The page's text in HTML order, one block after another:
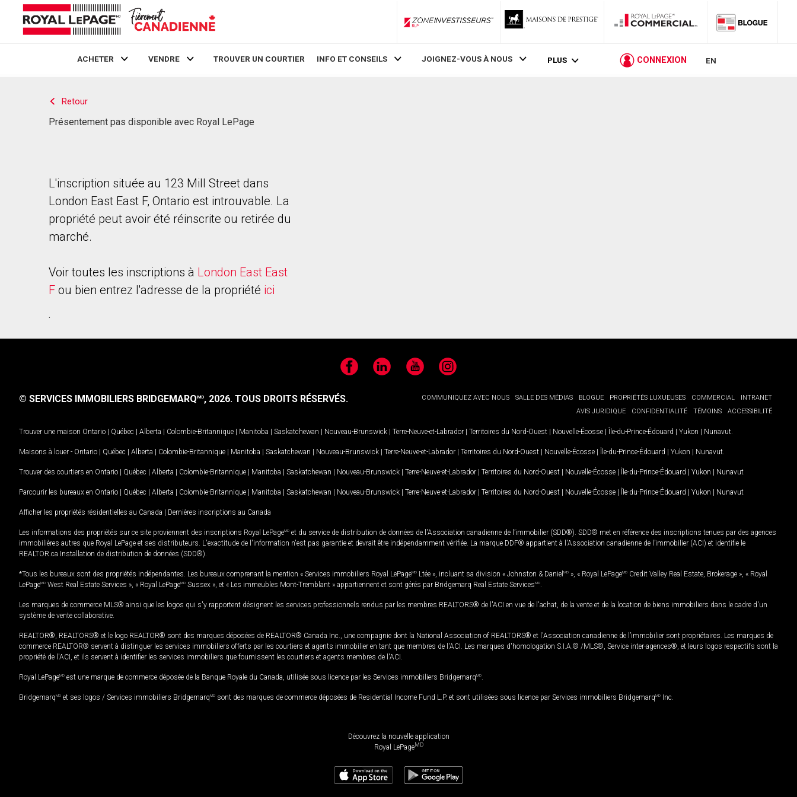
ZoneInvestisseurs RLP
ACHETER VENDRE TROUVER UN COURTIER INFO ET CONSEILS JOIGNEZ-VOUS À NOUS PLUS CONNEXION EN
Retour
Présentement pas disponible avec Royal LePage
L'inscription située au 123 Mill Street dans
London East East F, Ontario est introuvable. La
propriété peut avoir été réinscrite ou retirée du
marché.
Voir toutes les inscriptions à London East East
F ou bien entrez l'adresse de la propriété ici
.
FacebookLinkedIn YouTubeInstagram
COMMUNIQUEZ AVEC NOUS SALLE DES MÉDIAS BLOGUE PROPRIÉTÉS LUXUEUSES COMMERCIAL
INTRANET
AVIS JURIDIQUE
CONFIDENTIALITÉ TÉMOINS ACCESSIBILITÉ
© SERVICES IMMOBILIERS BRIDGEMARQMD, 2026. TOUS DROITS RÉSERVÉS.
Trouver une maison Ontario | Québec | Alberta | Colombie-Britannique | Manitoba | Saskatchewan | Nouveau-Brunswick | Terre-Neuve-et-Labrador | Territoires du Nord-Ouest | Nouvelle-Écosse | Île-du-Prince-Édouard | Yukon | Nunavut
Maisons à louer - Ontario | Québec | Alberta | Colombie-Britannique | Manitoba | Saskatchewan | Nouveau-Brunswick | Terre-Neuve-et-Labrador | Territoires du Nord-Ouest | Nouvelle-Écosse | Île-du-Prince-Édouard | Yukon | Nunavut
Trouver des courtiers en Ontario | Québec | Alberta | Colombie-Britannique | Manitoba | Saskatchewan | Nouveau-Brunswick | Terre-Neuve-et-Labrador | Territoires du Nord-Ouest | Nouvelle-Écosse | Île-du-Prince-Édouard | Yukon | Nunavut
Parcourir les bureaux en Ontario | Québec | Alberta | Colombie-Britannique | Manitoba | Saskatchewan | Nouveau-Brunswick | Terre-Neuve-et-Labrador | Territoires du Nord-Ouest | Nouvelle-Écosse | Île-du-Prince-Édouard | Yukon | Nunavut
Afficher les propriétés résidentielles au Canada | Dernières inscriptions au Canada
Les informations des propriétés sur ce site proviennent des inscriptions Royal LePageMD et du service de distribution de données de l'Association canadienne de l’immobilier (SDD®). SDD® met en référence des inscriptions tenues par des agences
immobilières autres que Royal LePage et ses distributeurs. L'exactitude de l'information n'est pas garantie et devrait être indépendamment vérifiée. La marque DDF® appartient à l'Association canadienne de l’immobilier (ACI) et identifie le
REALTOR.ca Installation de distribution de données (SDD®).
*Tous les bureaux sont des propriétés indépendantes. Les bureaux comprenant la mention « Services immobiliers Royal LePageMD Ltée », incluant sa division « Johnston & Daniel MD », « Royal LePageMD Credit Valley Real Estate, Brokerage », « Royal
LePageMD West Real Estate Services », « Royal LePageMD Sussex », et « Les immeubles Mont-Tremblant » appartiennent et sont gérés par Bridgemarq Real Estate ServicesMD
Les marques de commerce MLS® ainsi que les logos qui s'y rapportent désignent les services professionnels rendus par les membres REALTORS® de l'ACI en vue de l'achat, de la vente et de la location de biens immobiliers dans le cadre d'un
système de vente collaborative.
REALTOR®, REALTORS® et le logo REALTOR® sont des marques déposées de REALTOR® Canada Inc., une compagnie dont la National Association of REALTORS® et l'Association canadienne de l’immobilier sont propriétaires. Les marques de
commerce REALTOR® servent à distinguer les services immobiliers offerts par les courtiers et agents immobilier en tant que membres de l'ACI. Les marques d'homologation S.I.A.® /MLS®, Service inter-agences®, et leurs logos respectifs sont la
propriété de l'ACI, et ils servent à identifier les services immobiliers que fournissent les courtiers et agents membres de l'ACI.
Royal LePageMD est une marque de commerce déposée de la Banque Royale du Canada, utilisée sous licence par les Services immobiliers BridgemarqMD
BridgemarqMD et ses logos / Services immobiliers BridgemarqMD sont des marques de commerce déposées de Residential Income Fund L.P. et sont utilisées sous licence par Services immobiliers BridgemarqMD Inc.
Découvrez la nouvelle application
Royal LePageMD